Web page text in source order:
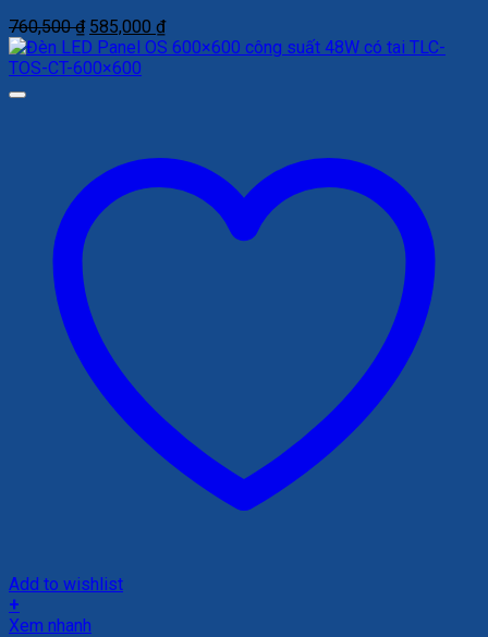
760,500₫ Giá
gốc
là:
585,000 ₫Giá
hiện
Add to wishlist
+
Xem nhanh